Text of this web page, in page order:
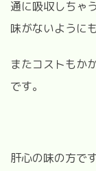
通に吸収しちゃ
味がないように
またコストもか
です。
肝心の味の方で